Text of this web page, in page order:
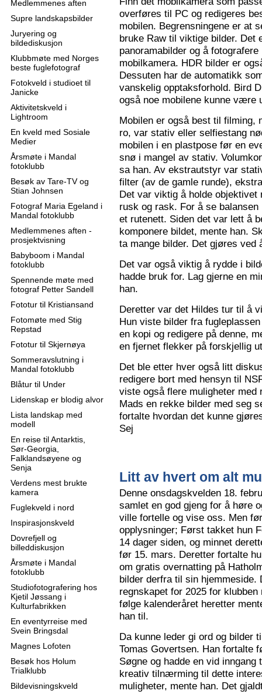
Medlemmenes aften
Supre landskapsbilder
Juryering og
bildediskusjon
Klubbmøte med Norges
beste fuglefotograf
Fotokveld i studioet til
Janicke
Aktivitetskveld i
Lightroom
En kveld med Sosiale
Medier
Årsmøte i Mandal
fotoklubb
Besøk av Tare-TV og
Stian Johnsen
Fotograf Maria Egeland i
Mandal fotoklubb
Medlemmenes aften -
prosjektvisning
Babyboom i Mandal
fotoklubb
Spennende møte med
fotograf Petter Sandell
Fototur til Kristiansand
Fotomøte med Stig
Repstad
Fototur til Skjernøya
Sommeravslutning i
Mandal fotoklubb
Blåtur til Under
Lidenskap er blodig alvor
Lista landskap med
modell
En reise til Antarktis,
Sør-Georgia,
Falklandsøyene og
Senja
Verdens mest brukte
kamera
Fuglekveld i nord
Inspirasjonskveld
Dovrefjell og
billeddiskusjon
Årsmøte i Mandal
fotoklubb
Studiofotografering hos
Kjetil Jøssang i
Kulturfabrikken
En eventyrreise med
Svein Bringsdal
Magnes Lofoten
Besøk hos Holum
Trialklubb
Bildevisningskveld
overføres til PC og redigeres
mobilen. Begrensningene er at
bruke Raw til viktige bilder. Det
panoramabilder og å
mobilkamera. HDR bilder er
Dessuten har de automatikk
vanskelig opptaksforhold. Bird
også noe mobilene kunne være
Mobilen er også best til filming,
ro, var stativ eller selfiestang
mobilen i en plastpose før en
snø i mangel av stativ.
sa han. Av ekstrautstyr var
filter (av de gamle runde),
Det var viktig å holde
rusk og rask. For å se
et rutenett. Siden det var lett å
komponere bildet, mente han.
ta mange bilder. Det gjøres ved
Det var også viktig å rydde i
hadde bruk for. Lag gjerne en
han.
Deretter var det Hildes tur til å
Hun viste bilder fra
en kopi og redigere på denne,
en fjernet flekker på forskjellig
Det ble etter hver også litt
redigere bort med hensyn til
viste også flere muligheter
Mads en rekke bilder med seg
fortalte hvordan det kunne
Sej
Litt av hvert om alt
Denne onsdagskvelden 18.
samlet en god gjeng for å høre
ville fortelle og vise oss. Men
opplysninger; Først takket hun
14 dager siden, og minnet
før 15. mars. Deretter fortalte
om gratis overnatting på
bilder derfra til sin hjemmeside.
regnskapet for 2025 for
følge kalenderåret heretter
han til.
Da kunne leder gi ord og bilder
Tomas Govertsen. Han fortalte
Søgne og hadde en vid
kreativ tilnærming til dette
muligheter, mente han. Det